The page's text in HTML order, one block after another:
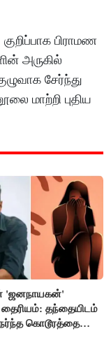
பிராமண
அருகில்
சேர்ந்து
மாற்றி புதிய
'ஜனநாயகன்'
தந்தையிடம்
கொடூரத்தை